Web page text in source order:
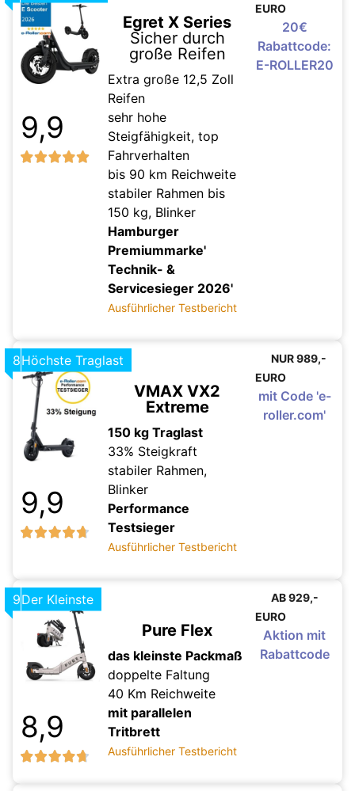
9,9
Egret X Series
Sicher durch
große Reifen
Extra große 12,5 Zoll
Reifen
sehr hohe
Steigfähigkeit, top
Fahrverhalten
bis 90 km Reichweite
stabiler Rahmen bis
150 kg, Blinker
Hamburger
Premiummarke'
Technik- &
Servicesieger 2026'
Ausführlicher Testbericht
EURO
20€
Rabattcode:
E-ROLLER20
9,9
8Höchste Traglast
VMAX VX2
Extreme
150 kg Traglast
33% Steigkraft
stabiler Rahmen,
Blinker
Performance
Testsieger
Ausführlicher Testbericht
NUR 989,-
EURO
mit Code 'e-
roller.com'
8,9
9Der Kleinste
Pure Flex
das kleinste Packmaß
doppelte Faltung
40 Km Reichweite
mit parallelen
Tritbrett
Ausführlicher Testbericht
AB 929,-
EURO
Aktion mit
Rabattcode